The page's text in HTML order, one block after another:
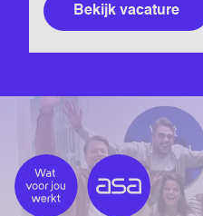
Bekijk vacature